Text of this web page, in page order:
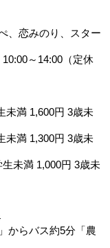
、恋みのり、スター
～14:00（定休
未満 1,600円 3歳未
未満 1,300円 3歳未
未満 1,000円 3歳未
からバス約5分「農